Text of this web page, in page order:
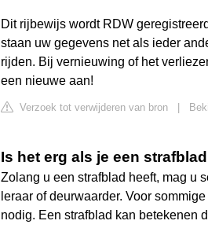
Dit rijbewijs wordt RDW
staan uw gegevens net als ieder
rijden. Bij vernieuwing of het
een nieuwe aan!
Verzoek tot verwijderen van bron
Is het erg als je een
Zolang u een strafblad heeft, mag u
leraar of deurwaarder. Voor
nodig. Een strafblad kan betekenen